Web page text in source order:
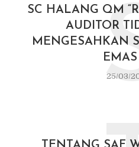
SC HALANG QM
AUDITOR
MENGESAHKAN
25/03/